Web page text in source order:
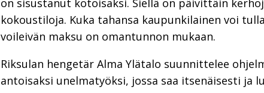
on sisustanut kotoisaksi. Siellä on päivittäin
kokoustiloja. Kuka tahansa kaupunkilainen voi
voileivän maksu on omantunnon mukaan.
Riksulan hengetär Alma Ylätalo suunnittelee
antoisaksi unelmatyöksi, jossa saa itsenäisesti ja